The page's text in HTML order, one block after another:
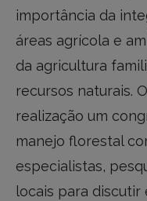
importância da
áreas agrícola e
da agricultura
recursos naturais.
realização um
manejo florestal
especialistas,
locais para